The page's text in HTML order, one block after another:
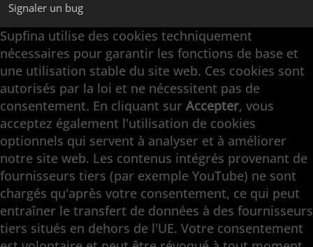
Signaler un bug
Supfina Appareils de Superfinition
Supfina Partner Portal
Supfina Grieshaber GmbH & Co. KG
Schmelzegrün 7
77709 Wolfach / Allemagne
+49 7834 866-0
info@supfina.com
Engineering with High Precision
Supfina utilise des cookies techniquement
nécessaires pour garantir les fonctions de base et
une utilisation stable du site web. Ces cookies sont
autorisés par la loi et ne nécessitent pas de
consentement. En cliquant sur Accepter, vous
acceptez également l'utilisation de cookies
optionnels qui servent à analyser et à améliorer
notre site web. Les contenus intégrés provenant de
fournisseurs tiers (par exemple YouTube) ne sont
chargés qu'après votre consentement, ce qui peut
entraîner le transfert de données à des fournisseurs
tiers situés en dehors de l'UE. Votre consentement